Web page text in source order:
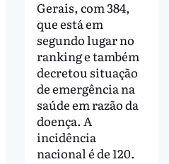
Gerais, com 384,
que está em
segundo lugar no
ranking e também
decretou situação
de emergência na
saúde em razão da
doença. A
incidência
nacional é de 120.